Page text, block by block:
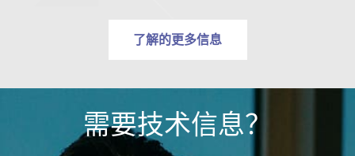
了解有关晶圆级封装
的更多信息
需要技术信息？